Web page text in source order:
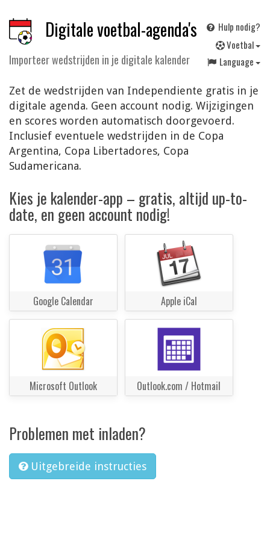
Digitale voetbal-agenda's
Importeer wedstrijden in je digitale kalender
Hulp nodig?
Voetbal
Language
Zet de wedstrijden van Independiente gratis in je
digitale agenda. Geen account nodig. Wijzigingen
en scores worden automatisch doorgevoerd.
Inclusief eventuele wedstrijden in de Copa
Argentina, Copa Libertadores, Copa
Sudamericana.
Kies je kalender-app – gratis, altijd up-to-
date, en geen account nodig!
Google Calendar Apple iCal
Microsoft Outlook Outlook.com / Hotmail
Problemen met inladen?
Uitgebreide instructies